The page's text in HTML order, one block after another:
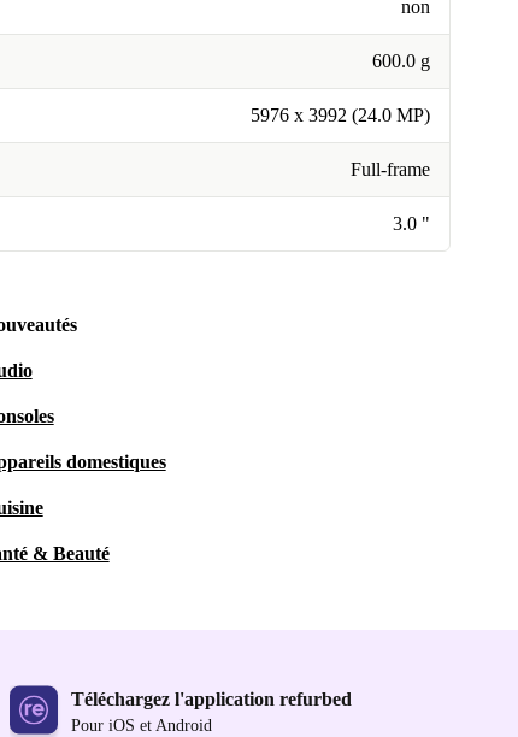
non
600.0 g
5976 x 3992 (24.0 MP)
Full-frame
3.0 "
domestiques
& Beauté
Téléchargez l'application refurbed
Pour iOS et Android